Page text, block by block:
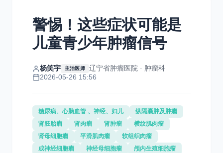
警惕！这些症状可能是
儿童青少年肿瘤信号
杨笑宇 主治医师
辽宁省肿瘤医院 · 肿瘤科
2026-05-26 15:56
糖尿病、心脑血管 、神经、妇儿
纵隔囊肿及肿瘤
肾胚胎瘤
肾肉瘤 肾肿瘤
横纹肌肉瘤
肾母细胞瘤
平滑肌肉瘤
软组织肉瘤
成神经细胞瘤
神经母细胞瘤
颅内生殖细胞瘤